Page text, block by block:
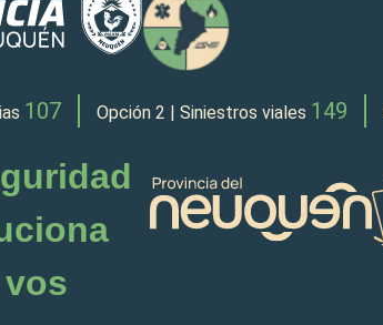
107 Opción 2 | Siniestros viales 149